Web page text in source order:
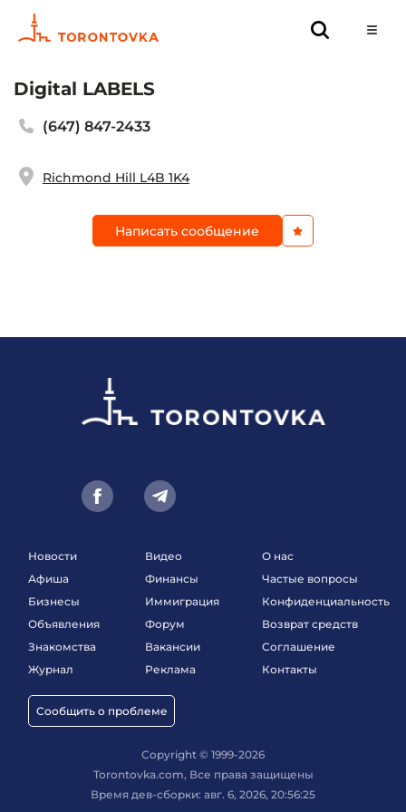
Digital LABELS
(647) 847-2433
Richmond Hill L4B 1K4
Написать сообщение
Новости
Афиша
Бизнесы
Объявления
Знакомства
Журнал
Сообщить о проблеме
Видео
Финансы
Иммиграция
Форум
Вакансии
Реклама
О нас
Частые вопросы
Конфиденциальность
Возврат средств
Соглашение
Контакты
Copyright © 1999-2026
Torontovka.com, Все права защищены
Время дев-сборки: авг. 6, 2026, 20:56:25